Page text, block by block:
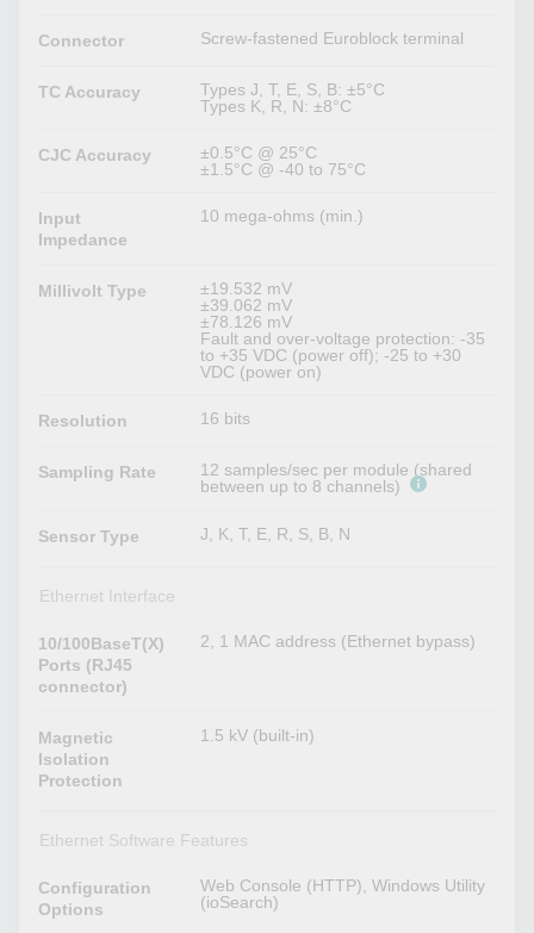
Connector Screw-fastened Euroblock terminal
TC Accuracy
Types J, T, E, S, B: ±5°C
Types K, R, N: ±8°C
CJC Accuracy
±0.5°C @ 25°C
±1.5°C @ -40 to 75°C
Input
Impedance
10 mega-ohms (min.)
Millivolt Type
±19.532 mV
±39.062 mV
±78.126 mV
Fault and over-voltage protection: -35
to +35 VDC (power off); -25 to +30
VDC (power on)
Resolution 16 bits
Sampling Rate
12 samples/sec per module (shared
between up to 8 channels)
Sensor Type J, K, T, E, R, S, B, N
Ethernet Interface
10/100BaseT(X)
Ports (RJ45
connector)
2, 1 MAC address (Ethernet bypass)
Magnetic
Isolation
Protection
1.5 kV (built-in)
Ethernet Software Features
Configuration
Options
Web Console (HTTP), Windows Utility
(ioSearch)